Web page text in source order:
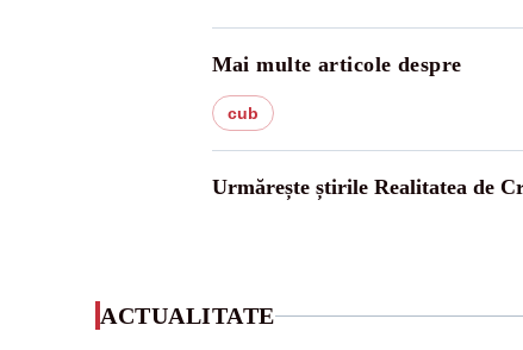
Mai multe articole despre
cub
Urmărește știrile Realitatea de
ACTUALITATE